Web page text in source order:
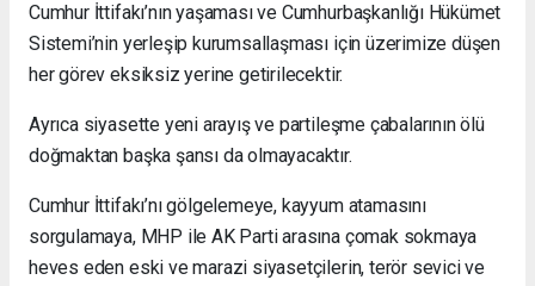
Cumhur İttifakı’nın yaşaması ve Cumhurbaşkanlığı Hükümet
Sistemi’nin yerleşip kurumsallaşması için üzerimize düşen
her görev eksiksiz yerine getirilecektir.
Ayrıca siyasette yeni arayış ve partileşme çabalarının ölü
doğmaktan başka şansı da olmayacaktır.
Cumhur İttifakı’nı gölgelemeye, kayyum atamasını
sorgulamaya, MHP ile AK Parti arasına çomak sokmaya
heves eden eski ve marazi siyasetçilerin, terör sevici ve